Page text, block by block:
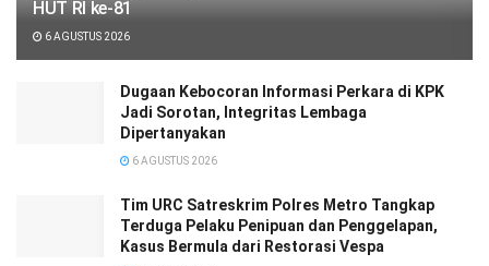
HUT RI ke-81
6 AGUSTUS 2026
Dugaan Kebocoran Informasi Perkara di KPK
Jadi Sorotan, Integritas Lembaga
Dipertanyakan
6 AGUSTUS 2026
Tim URC Satreskrim Polres Metro Tangkap
Terduga Pelaku Penipuan dan Penggelapan,
Kasus Bermula dari Restorasi Vespa